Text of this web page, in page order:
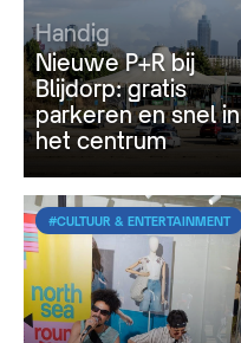
Handig
Nieuwe P+R bij
Blijdorp: gratis
parkeren en snel in
het centrum
#CULTUUR & ENTERTAINMENT